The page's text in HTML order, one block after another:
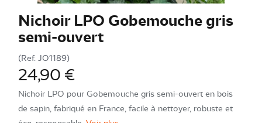
Nichoir LPO Gobemouche gris
semi-ouvert
(Ref. JO1189)
24,90 €
Nichoir LPO pour Gobemouche gris semi-ouvert en bois
de sapin, fabriqué en France, facile à nettoyer, robuste et